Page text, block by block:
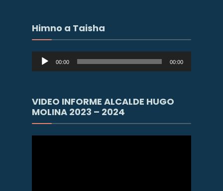
Himno a Taisha
Reproductor
de
00:00 00:00
VIDEO INFORME ALCALDE HUGO
MOLINA 2023 – 2024